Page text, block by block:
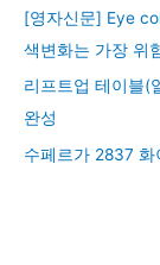
[영자신문] Eye
색변화는 가장 위
리프트업 테이블(
완성
수페르가 2837 화